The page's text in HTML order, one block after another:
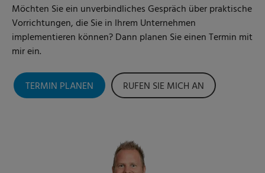
Möchten Sie ein unverbindliches Gespräch über praktische
Vorrichtungen, die Sie in Ihrem Unternehmen
implementieren können? Dann planen Sie einen Termin mit
mir ein.
TERMIN PLANEN RUFEN SIE MICH AN